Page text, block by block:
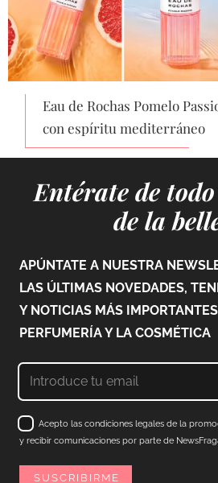
Eau de Rochas Pomelo
con espíritu mediterráneo
Entérate de
de la
APÚNTATE A NUESTRA
LAS ÚLTIMAS NOVEDADES,
Y NOTICIAS MÁS
PERFUMERÍA Y LA COSMÉTICA
Acepto las condiciones legales de la
y recibir comunicaciones por parte de